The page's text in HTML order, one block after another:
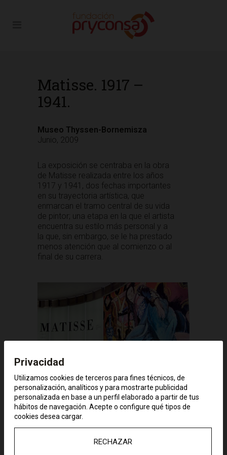
Matisse. 1917 –
1941.
Museo Thyssen-Bornemisza
Junio, 2009
La exposición se centraba en la obra
de Matisse realizada entre los años
1917 y 1941, dos fechas importantes
en su trayectoria artística, que
enmarcan el tramo central de su vida
de pintor; una etapa en la que el artista
encuentra su estilo más personal y a
la que, sin embargo, se le ha prestado
menos atención que al comienzo o al
final de su carrera.
La mayoría de las obras no habían sido
nunca expuestas en España. Su comisario
fue Tomás Llorens, ex director del Museo
«necesario» abordar a este pintor clásico,
Privacidad
Utilizamos cookies de terceros para fines técnicos, de
personalización, analíticos y para mostrarte publicidad
personalizada en base a un perfil elaborado a partir de tus
hábitos de navegación. Acepte o configure qué tipos de
cookies desea cargar.
RECHAZAR